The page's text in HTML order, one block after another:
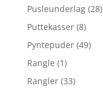
Pusleunderlag (28)
Puttekasser (8)
Pyntepuder (49)
Rangle (1)
Rangler (33)